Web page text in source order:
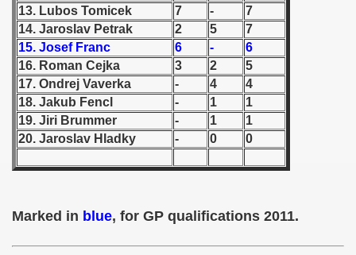
13. Lubos Tomicek
7 -
7
14. Jaroslav Petrak
2 5
7
15. Josef Franc
6 -
6
16. Roman Cejka
3 2
5
17. Ondrej Vaverka
- 4
4
18. Jakub Fencl
- 1
1
19. Jiri Brummer
- 1
1
20. Jaroslav Hladky
- 0 0
Marked in blue, for GP qualifications 2011.
1946
- 1952
- 1953